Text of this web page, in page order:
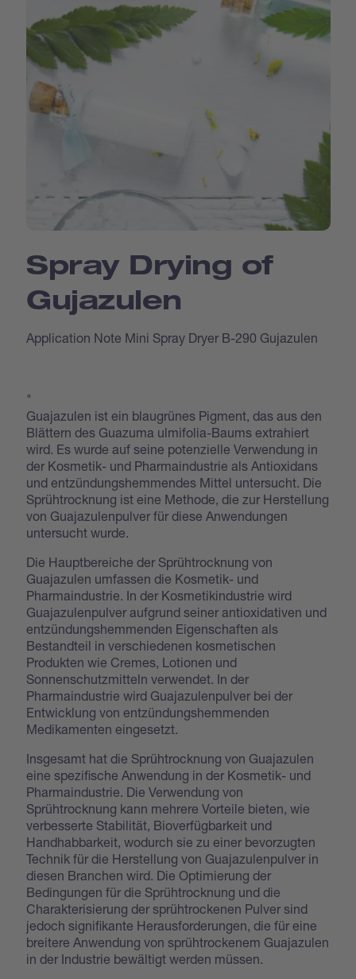
Spray Drying of
Gujazulen
Application Note Mini Spray Dryer B-290 Gujazulen
"
Guajazulen ist ein blaugrünes Pigment, das aus den
Blättern des Guazuma ulmifolia-Baums extrahiert
wird. Es wurde auf seine potenzielle Verwendung in
der Kosmetik- und Pharmaindustrie als Antioxidans
und entzündungshemmendes Mittel untersucht. Die
Sprühtrocknung ist eine Methode, die zur Herstellung
von Guajazulenpulver für diese Anwendungen
untersucht wurde.
Die Hauptbereiche der Sprühtrocknung von
Guajazulen umfassen die Kosmetik- und
Pharmaindustrie. In der Kosmetikindustrie wird
Guajazulenpulver aufgrund seiner antioxidativen und
entzündungshemmenden Eigenschaften als
Bestandteil in verschiedenen kosmetischen
Produkten wie Cremes, Lotionen und
Sonnenschutzmitteln verwendet. In der
Pharmaindustrie wird Guajazulenpulver bei der
Entwicklung von entzündungshemmenden
Medikamenten eingesetzt.
Insgesamt hat die Sprühtrocknung von Guajazulen
eine spezifische Anwendung in der Kosmetik- und
Pharmaindustrie. Die Verwendung von
Sprühtrocknung kann mehrere Vorteile bieten, wie
verbesserte Stabilität, Bioverfügbarkeit und
Handhabbarkeit, wodurch sie zu einer bevorzugten
Technik für die Herstellung von Guajazulenpulver in
diesen Branchen wird. Die Optimierung der
Bedingungen für die Sprühtrocknung und die
Charakterisierung der sprühtrockenen Pulver sind
jedoch signifikante Herausforderungen, die für eine
breitere Anwendung von sprühtrockenem Guajazulen
in der Industrie bewältigt werden müssen.